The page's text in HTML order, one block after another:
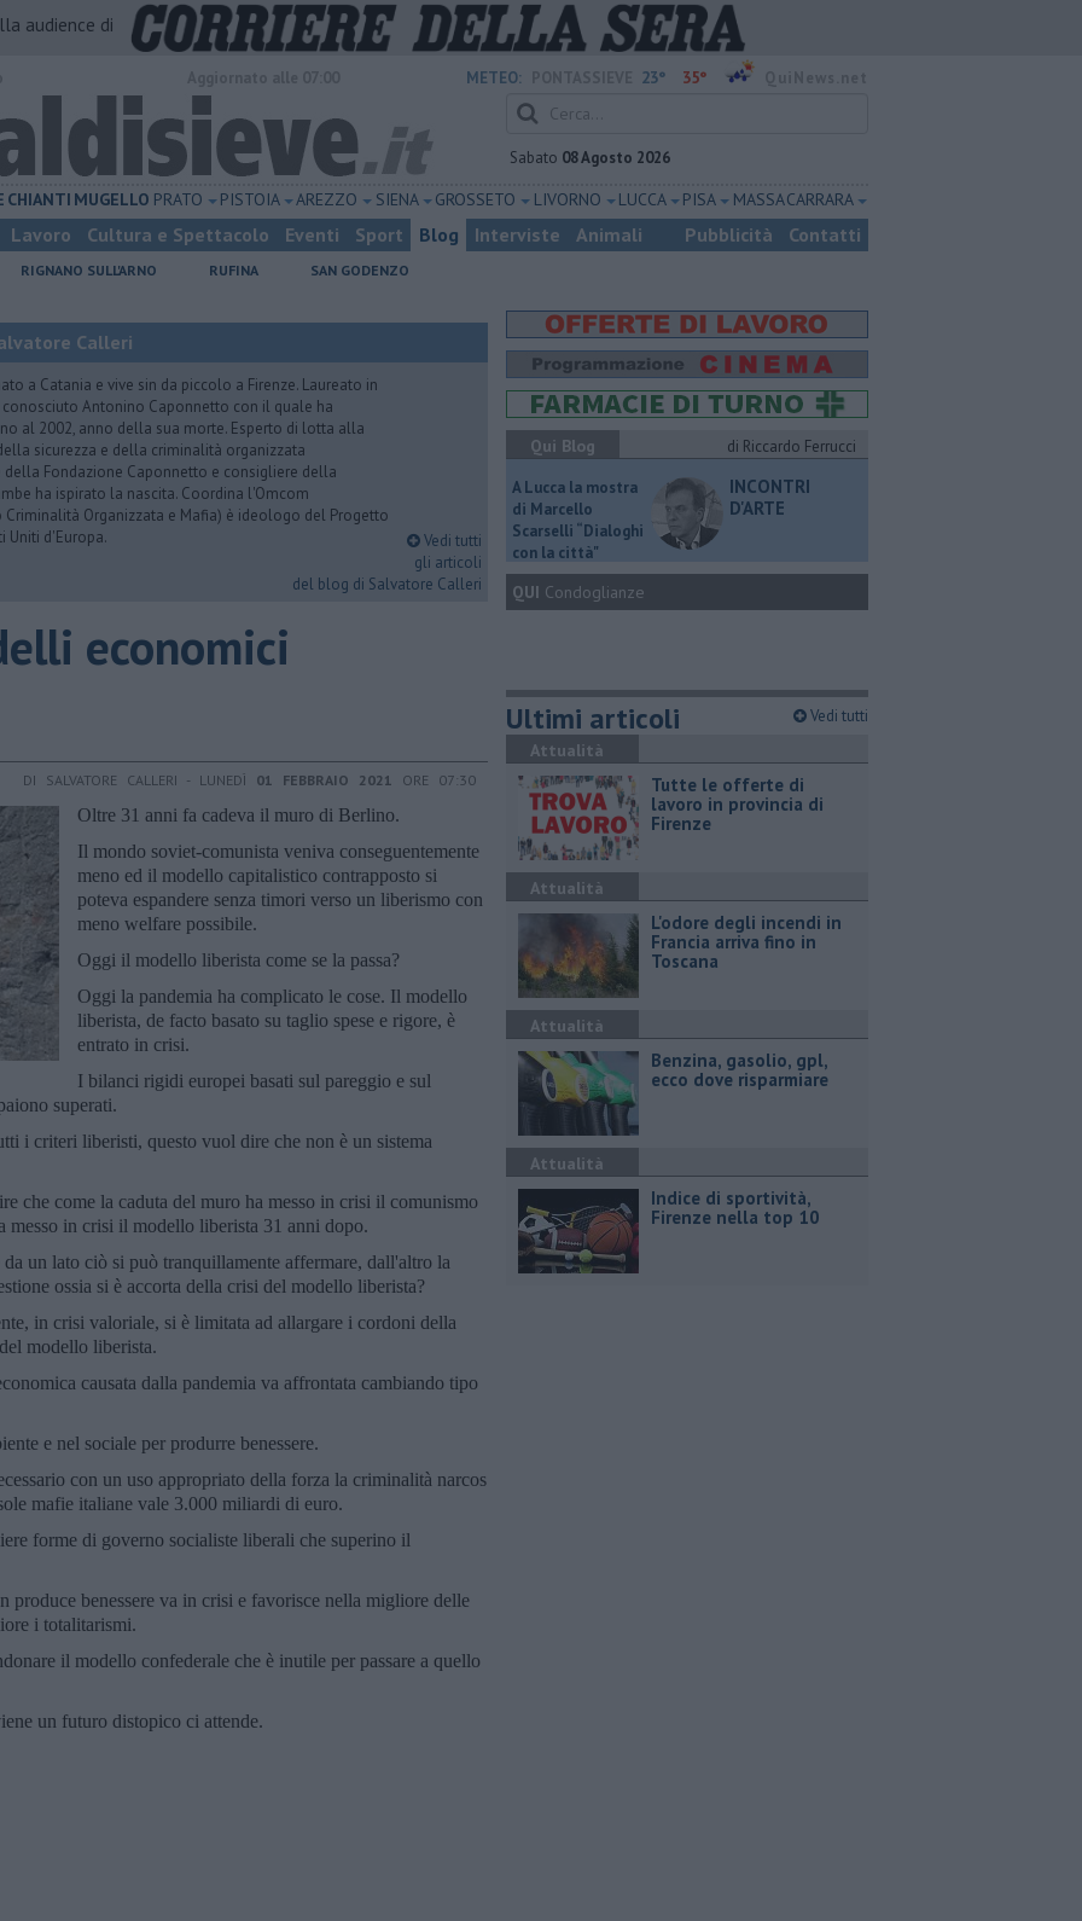
audience di
METEO: 23° 35°
Sabato 08 Agosto 2026
CHIANTI MUGELLO PRATO PISTOIA AREZZO SIENA GROSSETO LIVORNO LUCCA PISA MASSA CARRARA
Lavoro Cultura e Spettacolo Eventi Sport Blog Interviste Animali Pubblicità Contatti
RIGNANO SULL'ARNO RUFINA SAN GODENZO
Calleri
a Catania e vive sin da piccolo a Firenze. Laureato in
Antonino Caponnetto con il quale ha
al 2002, anno della sua morte. Esperto di lotta alla
sicurezza e della criminalità organizzata
Fondazione Caponnetto e consigliere della
ha ispirato la nascita. Coordina l'Omcom
Criminalità Organizzata e Mafia) è ideologo del Progetto
Uniti d'Europa.
Vedi tutti
gli articoli
del blog di Salvatore Calleri
economici
DI SALVATORE CALLERI - LUNEDÌ 01 FEBBRAIO 2021 ORE 07:30
Oltre 31 anni fa cadeva il muro di Berlino.
Il mondo soviet-comunista veniva conseguentemente
meno ed il modello capitalistico contrapposto si
poteva espandere senza timori verso un liberismo con
meno welfare possibile.
Oggi il modello liberista come se la passa?
Oggi la pandemia ha complicato le cose. Il modello
liberista, de facto basato su taglio spese e rigore, è
entrato in crisi.
I bilanci rigidi europei basati sul pareggio e sul
superati.
i criteri liberisti, questo vuol dire che non è un sistema
che come la caduta del muro ha messo in crisi il comunismo
messo in crisi il modello liberista 31 anni dopo.
un lato ciò si può tranquillamente affermare, dall'altro la
ossia si è accorta della crisi del modello liberista?
in crisi valoriale, si è limitata ad allargare i cordoni della
modello liberista.
causata dalla pandemia va affrontata cambiando tipo
e nel sociale per produrre benessere.
con un uso appropriato della forza la criminalità narcos
mafie italiane vale 3.000 miliardi di euro.
forme di governo socialiste liberali che superino il
produce benessere va in crisi e favorisce nella migliore delle
i totalitarismi.
il modello confederale che è inutile per passare a quello
un futuro distopico ci attende.
Qui Blog
di Riccardo Ferrucci
A Lucca la mostra
di Marcello
Scarselli “Dialoghi
con la città"
INCONTRI
D'ARTE
QUI Condoglianze
Ultimi articoli Vedi tutti
Attualità
​Tutte le offerte di
lavoro in provincia di
Firenze
Attualità
L'odore degli incendi in
Francia arriva fino in
Toscana
Attualità
​Benzina, gasolio, gpl,
ecco dove risparmiare
Attualità
Indice di sportività,
Firenze nella top 10